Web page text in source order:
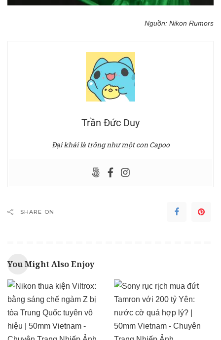
Nguồn: Nikon Rumors
Trần Đức Duy
Đại khái là trông như một con Capoo
SHARE ON
You Might Also Enjoy